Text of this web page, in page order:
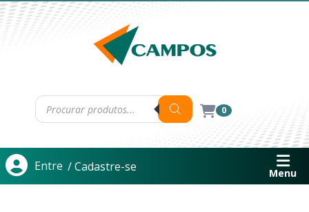
0
Entre / Cadastre-se Menu